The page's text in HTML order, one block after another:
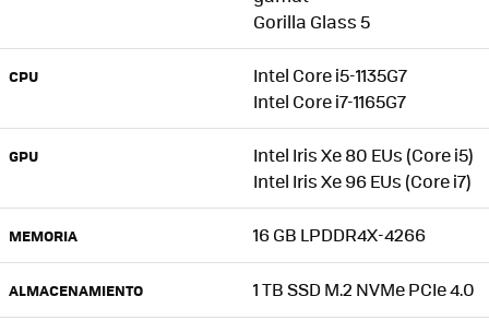
Gorilla Glass 5
CPU
Intel Core i5-1135G7
Intel Core i7-1165G7
GPU
Intel Iris Xe 80 EUs (Core i5)
Intel Iris Xe 96 EUs (Core i7)
MEMORIA 16 GB LPDDR4X-4266
ALMACENAMIENTO 1 TB SSD M.2 NVMe PCIe 4.0